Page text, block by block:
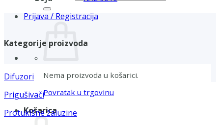
Prijava / Registracija
Nema proizvoda u košarici.
Povratak u trgovinu
Košarica
Kategorije proizvoda
Difuzori
Prigušivači
Protukišne žaluzine